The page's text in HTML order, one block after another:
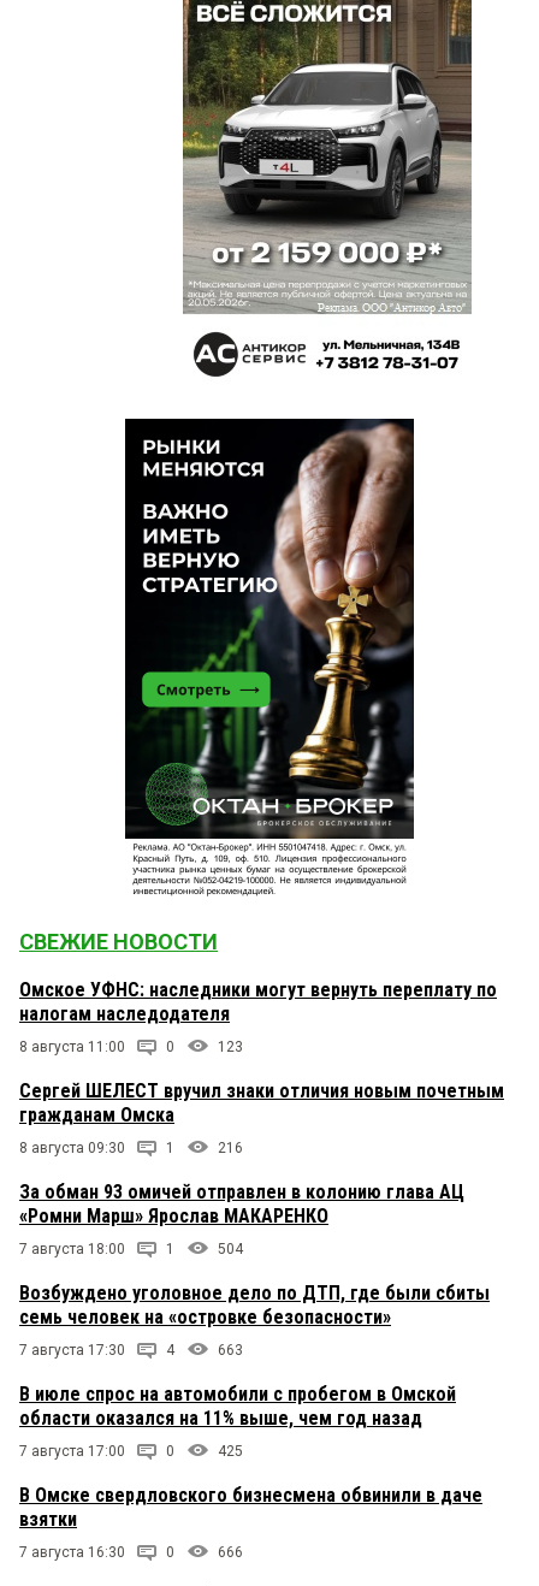
СВЕЖИЕ НОВОСТИ
Омское УФНС: наследники могут вернуть переплату по
налогам наследодателя
8 августа 11:00 0 123
Сергей ШЕЛЕСТ вручил знаки отличия новым почетным
гражданам Омска
8 августа 09:30 1 216
За обман 93 омичей отправлен в колонию глава АЦ
«Ромни Марш» Ярослав МАКАРЕНКО
7 августа 18:00 1 504
Возбуждено уголовное дело по ДТП, где были сбиты
семь человек на «островке безопасности»
7 августа 17:30 4 663
В июле спрос на автомобили с пробегом в Омской
области оказался на 11% выше, чем год назад
7 августа 17:00 0 425
В Омске свердловского бизнесмена обвинили в даче
взятки
7 августа 16:30 0 666